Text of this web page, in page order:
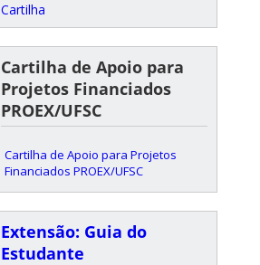
Cartilha
Cartilha de Apoio para
Projetos Financiados
PROEX/UFSC
Cartilha de Apoio para Projetos
Financiados PROEX/UFSC
Extensão: Guia do
Estudante